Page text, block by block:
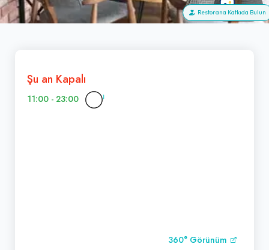
+22
Restorana Katkıda Bulun
Şu an Kapalı
11:00 - 23:00
360° Görünüm